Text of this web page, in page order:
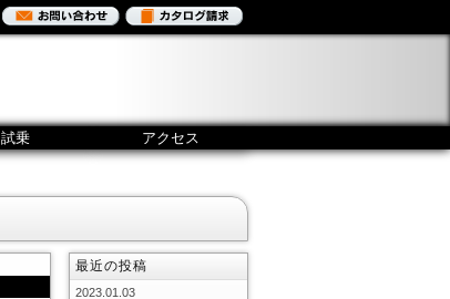
試乗 アクセス
最近の投稿
2023.01.03